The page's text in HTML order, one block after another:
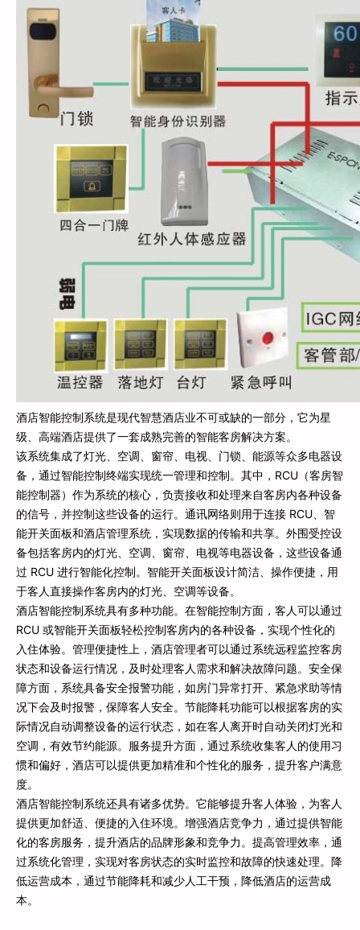
酒店智能控制系统是现代智慧酒店业不可或缺的一部分，它为星
级、高端酒店提供了一套成熟完善的智能客房解决方案。
该系统集成了灯光、空调、窗帘、电视、门锁、能源等众多电器设
备，通过智能控制终端实现统一管理和控制。其中，RCU（客房智
能控制器）作为系统的核心，负责接收和处理来自客房内各种设备
的信号，并控制这些设备的运行。通讯网络则用于连接 RCU、智
能开关面板和酒店管理系统，实现数据的传输和共享。外围受控设
备包括客房内的灯光、空调、窗帘、电视等电器设备，这些设备通
过 RCU 进行智能化控制。智能开关面板设计简洁、操作便捷，用
于客人直接操作客房内的灯光、空调等设备。
酒店智能控制系统具有多种功能。在智能控制方面，客人可以通过
RCU 或智能开关面板轻松控制客房内的各种设备，实现个性化的
入住体验。管理便捷性上，酒店管理者可以通过系统远程监控客房
状态和设备运行情况，及时处理客人需求和解决故障问题。安全保
障方面，系统具备安全报警功能，如房门异常打开、紧急求助等情
况下会及时报警，保障客人安全。节能降耗功能可以根据客房的实
际情况自动调整设备的运行状态，如在客人离开时自动关闭灯光和
空调，有效节约能源。服务提升方面，通过系统收集客人的使用习
惯和偏好，酒店可以提供更加精准和个性化的服务，提升客户满意
度。
酒店智能控制系统还具有诸多优势。它能够提升客人体验，为客人
提供更加舒适、便捷的入住环境。增强酒店竞争力，通过提供智能
化的客房服务，提升酒店的品牌形象和竞争力。提高管理效率，通
过系统化管理，实现对客房状态的实时监控和故障的快速处理。降
低运营成本，通过节能降耗和减少人工干预，降低酒店的运营成
本。